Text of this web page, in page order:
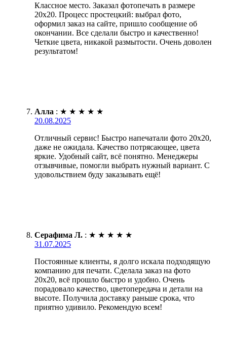
Классное место. Заказал фотопечать в размере
20х20. Процесс простецкий: выбрал фото,
оформил заказ на сайте, пришло сообщение об
окончании. Все сделали быстро и качественно!
Четкие цвета, никакой размытости. Очень доволен
результатом!
Алла : ★ ★ ★ ★ ★
20.08.2025
Отличный сервис! Быстро напечатали фото 20х20,
даже не ожидала. Качество потрясающее, цвета
яркие. Удобный сайт, всё понятно. Менеджеры
отзывчивые, помогли выбрать нужный вариант. С
удовольствием буду заказывать ещё!
Серафима Л. : ★ ★ ★ ★ ★
31.07.2025
Постоянные клиенты, я долго искала подходящую
компанию для печати. Сделала заказ на фото
20х20, всё прошло быстро и удобно. Очень
порадовало качество, цветопередача и детали на
высоте. Получила доставку раньше срока, что
приятно удивило. Рекомендую всем!